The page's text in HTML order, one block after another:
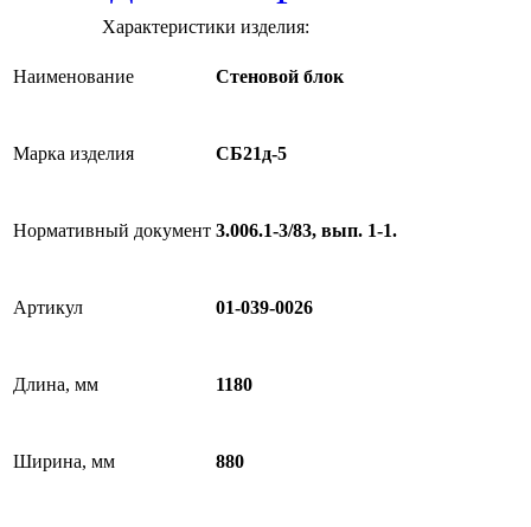
Характеристики изделия:
Наименование Стеновой блок
Марка изделия СБ21д-5
Нормативный документ 3.006.1-3/83, вып. 1-1.
Артикул 01-039-0026
Длина, мм 1180
Ширина, мм 880